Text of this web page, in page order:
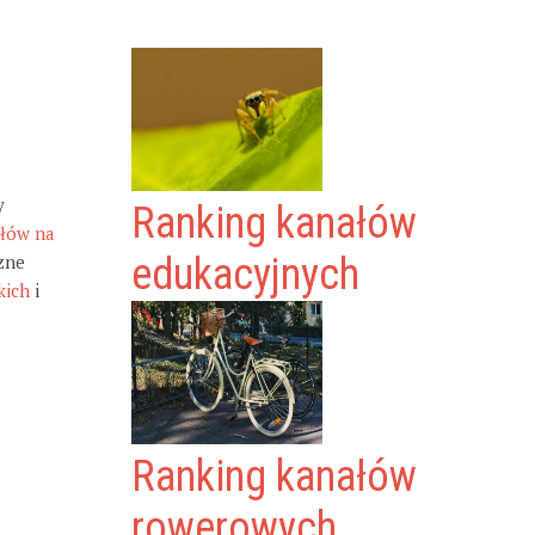
na
i
Ranking kanałów
edukacyjnych
Ranking kanałów